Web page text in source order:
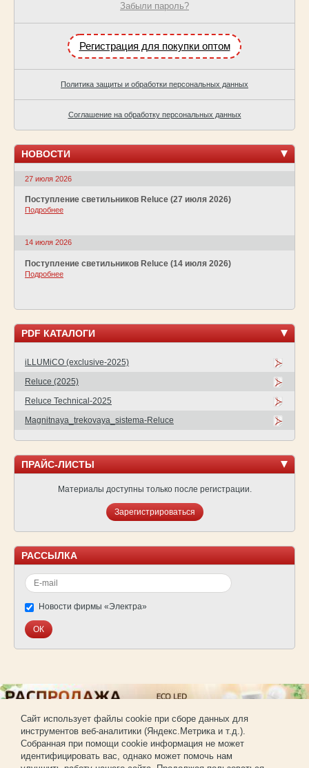
Забыли пароль?
Регистрация для покупки оптом
Политика защиты и обработки персональных данных
Соглашение на обработку персональных данных
НОВОСТИ
27 июля 2026
Поступление светильников Reluce (27 июля 2026)
Подробнее
14 июля 2026
Поступление светильников Reluce (14 июля 2026)
Подробнее
PDF КАТАЛОГИ
iLLUMiCO (exclusive-2025)
Reluce (2025)
Reluce Technical-2025
Magnitnaya_trekovaya_sistema-Reluce
ПРАЙС-ЛИСТЫ
Материалы доступны только после регистрации.
Зарегистрироваться
РАССЫЛКА
Новости фирмы «Электра»
© Фирма «Электра»
Использование материалов сайта без согласования запрещено.
Создание и продвижение сайта — РА «Имиджпром»
Cайт использует файлы cookie при сборе данных для
инструментов веб-аналитики (Яндекс.Метрика и т.д.).
Собранная при помощи cookie информация не может
идентифицировать вас, однако может помочь нам